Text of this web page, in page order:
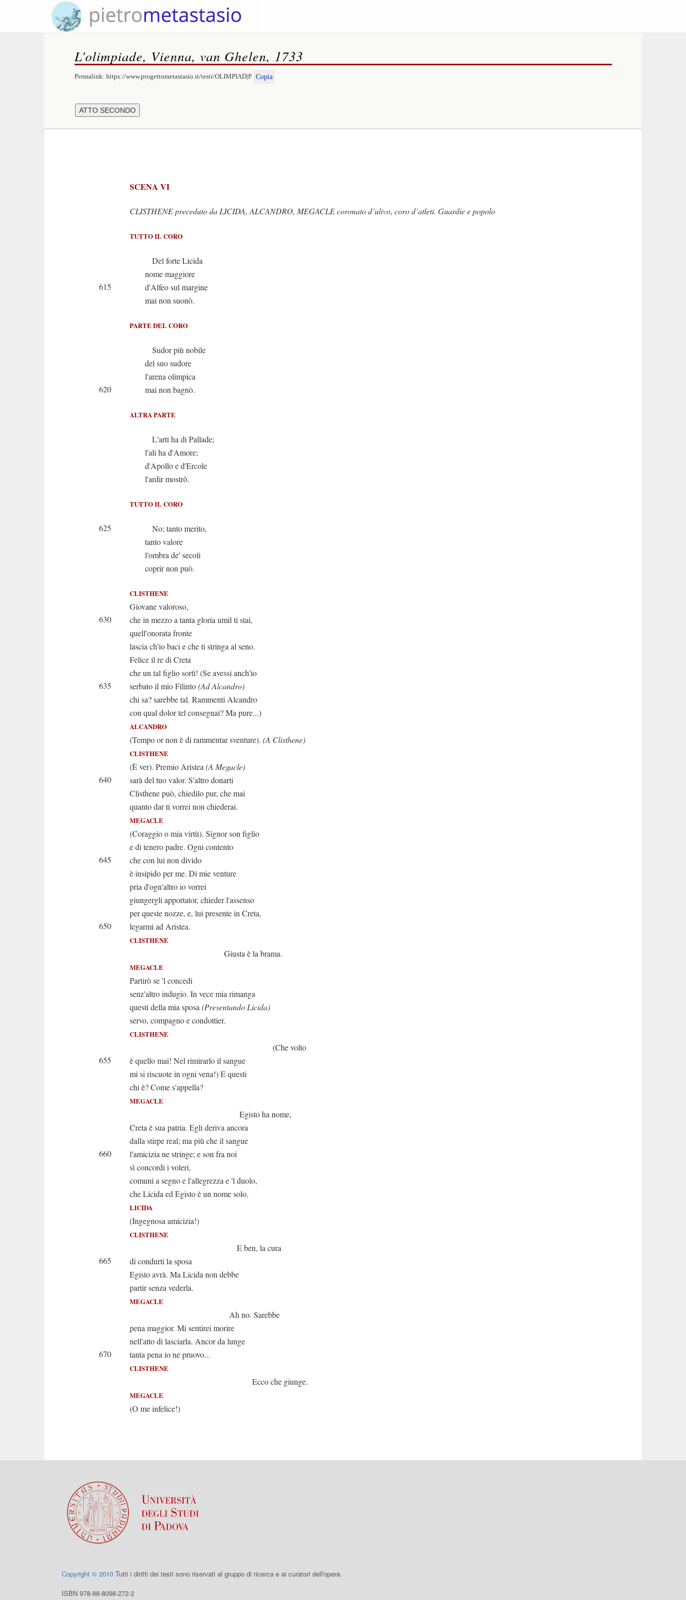
L’olimpiade, Vienna, van Ghelen, 1733
Permalink: https://www.progettometastasio.it/testi/OLIMPIAD|P Copia
SCENA VI
CLISTHENE preceduto da LICIDA, ALCANDRO, MEGACLE coronato d’ulivo, coro d’atleti. Guardie e popolo
TUTTO IL CORO
Del forte Licida
nome maggiore
615
d'Alfeo sul margine
mai non suonò.
PARTE DEL CORO
Sudor più nobile
del suo sudore
l'arena olimpica
620
mai non bagnò.
ALTRA PARTE
L'arti ha di Pallade;
l'ali ha d'Amore;
d'Apollo e d'Ercole
l'ardir mostrò.
TUTTO IL CORO
625
No; tanto merito,
tanto valore
l'ombra de' secoli
coprir non può.
CLISTHENE
Giovane valoroso,
630
che in mezzo a tanta gloria umil ti stai,
quell'onorata fronte
lascia ch'io baci e che ti stringa al seno.
Felice il re di Creta
che un tal figlio sortì! (Se avessi anch'io
635
serbato il mio Filinto(Ad Alcandro)
chi sa? sarebbe tal. Rammenti Alcandro
con qual dolor tel consegnai? Ma pure...)
ALCANDRO
(Tempo or non è di rammentar sventure). (A Clisthene)
CLISTHENE
(È ver). Premio Aristea (A Megacle)
640
sarà del tuo valor. S'altro donarti
Clisthene può, chiedilo pur, che mai
quanto dar ti vorrei non chiederai.
MEGACLE
(Coraggio o mia virtù). Signor son figlio
e di tenero padre. Ogni contento
645
che con lui non divido
è insipido per me. Di mie venture
pria d'ogn'altro io vorrei
giungergli apportator, chieder l'assenso
per queste nozze, e, lui presente in Creta,
650
legarmi ad Aristea.
CLISTHENE
Giusta è la brama.
MEGACLE
Partirò se 'l concedi
senz'altro indugio. In vece mia rimanga
questi della mia sposa (Presentando Licida)
servo, compagno e condottier.
CLISTHENE
(Che volto
655
è quello mai! Nel rimirarlo il sangue
mi si riscuote in ogni vena!) E questi
chi è? Come s'appella?
MEGACLE
Egisto ha nome,
Creta è sua patria. Egli deriva ancora
dalla stirpe real; ma più che il sangue
660
l'amicizia ne stringe; e son fra noi
sì concordi i voleri,
comuni a segno e l'allegrezza e 'l duolo,
che Licida ed Egisto è un nome solo.
LICIDA
(Ingegnosa amicizia!)
CLISTHENE
E ben, la cura
665
di condurti la sposa
Egisto avrà. Ma Licida non debbe
partir senza vederla.
MEGACLE
Ah no. Sarebbe
pena maggior. Mi sentirei morire
nell'atto di lasciarla. Ancor da lunge
670
tanta pena io ne pruovo...
CLISTHENE
Ecco che giunge.
MEGACLE
(O me infelice!)
Copyright © 2010 Tutti i diritti dei testi sono riservati al gruppo di ricerca e ai curatori dell'opera.
ISBN 978-88-8098-272-2